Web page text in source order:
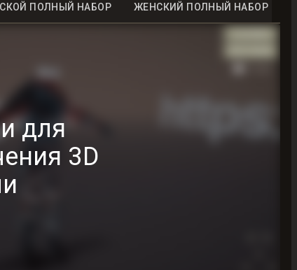
ПОЛНЫЙ НАБОР ЖЕНСКИЙ ПОЛНЫЙ НАБОР
для
3D